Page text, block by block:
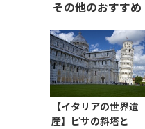
その他のおすすめ
【イタリアの世界遺
産】ピサの斜塔と